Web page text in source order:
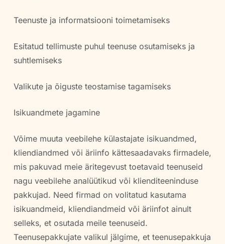
Teenuste ja informatsiooni toimetamiseks
Esitatud tellimuste puhul teenuse osutamiseks ja
suhtlemiseks
Valikute ja õiguste teostamise tagamiseks
Isikuandmete jagamine
Võime muuta veebilehe külastajate isikuandmed,
kliendiandmed või äriinfo kättesaadavaks firmadele,
mis pakuvad meie äritegevust toetavaid teenuseid
nagu veebilehe analüütikud või klienditeeninduse
pakkujad. Need firmad on volitatud kasutama
isikuandmeid, kliendiandmeid või äriinfot ainult
selleks, et osutada meile teenuseid.
Teenusepakkujate valikul jälgime, et teenusepakkuja